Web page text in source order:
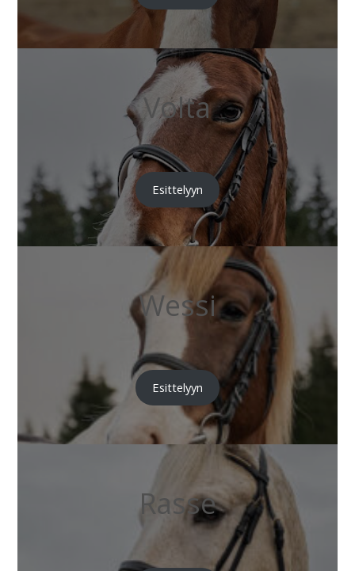
Volta
Esittelyyn
Wessi
Esittelyyn
Rasse